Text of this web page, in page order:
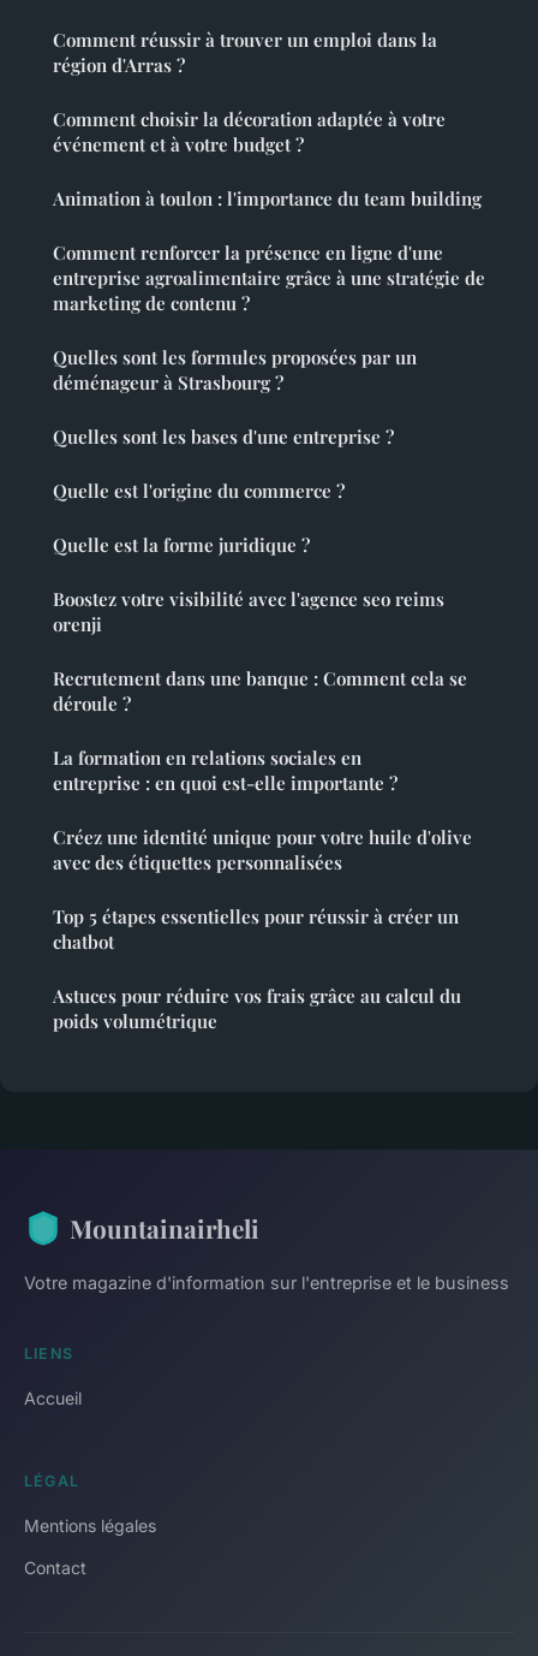
Comment réussir à trouver un emploi dans la
région d'Arras ?
Comment choisir la décoration adaptée à votre
événement et à votre budget ?
Animation à toulon : l'importance du team building
Comment renforcer la présence en ligne d'une
entreprise agroalimentaire grâce à une stratégie de
marketing de contenu ?
Quelles sont les formules proposées par un
déménageur à Strasbourg ?
Quelles sont les bases d'une entreprise ?
Quelle est l'origine du commerce ?
Quelle est la forme juridique ?
Boostez votre visibilité avec l'agence seo reims
orenji
Recrutement dans une banque : Comment cela se
déroule ?
La formation en relations sociales en
entreprise : en quoi est-elle importante ?
Créez une identité unique pour votre huile d'olive
avec des étiquettes personnalisées
Top 5 étapes essentielles pour réussir à créer un
chatbot
Astuces pour réduire vos frais grâce au calcul du
poids volumétrique
Mountainairheli
Votre magazine d'information sur l'entreprise et le business
LIENS
Accueil
LÉGAL
Mentions légales
Contact